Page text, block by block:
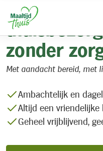
Vers
zonder
Met aandacht bereid, met
Ambachtelijk en
Altijd een vriendelijke
Geheel vrijblijvend,